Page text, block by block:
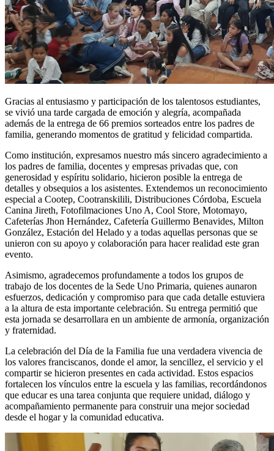
Gracias al entusiasmo y participación de los talentosos estudiantes,
se vivió una tarde cargada de emoción y alegría, acompañada
además de la entrega de 66 premios sorteados entre los padres de
familia, generando momentos de gratitud y felicidad compartida.
Como institución, expresamos nuestro más sincero agradecimiento a
los padres de familia, docentes y empresas privadas que, con
generosidad y espíritu solidario, hicieron posible la entrega de
detalles y obsequios a los asistentes. Extendemos un reconocimiento
especial a Cootep, Cootranskilili, Distribuciones Córdoba, Escuela
Canina Jireth, Fotofilmaciones Uno A, Cool Store, Motomayo,
Cafeterías Jhon Hernández, Cafetería Guillermo Benavides, Milton
González, Estación del Helado y a todas aquellas personas que se
unieron con su apoyo y colaboración para hacer realidad este gran
evento.
Asimismo, agradecemos profundamente a todos los grupos de
trabajo de los docentes de la Sede Uno Primaria, quienes aunaron
esfuerzos, dedicación y compromiso para que cada detalle estuviera
a la altura de esta importante celebración. Su entrega permitió que
esta jornada se desarrollara en un ambiente de armonía, organización
y fraternidad.
La celebración del Día de la Familia fue una verdadera vivencia de
los valores franciscanos, donde el amor, la sencillez, el servicio y el
compartir se hicieron presentes en cada actividad. Estos espacios
fortalecen los vínculos entre la escuela y las familias, recordándonos
que educar es una tarea conjunta que requiere unidad, diálogo y
acompañamiento permanente para construir una mejor sociedad
desde el hogar y la comunidad educativa.